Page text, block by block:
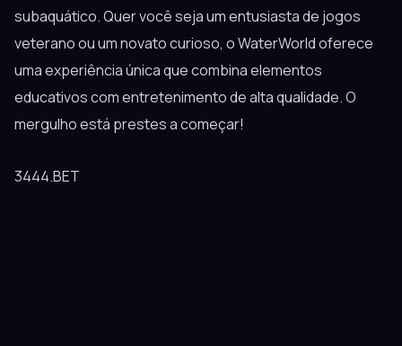
subaquático. Quer você seja um entusiasta de jogos
veterano ou um novato curioso, o WaterWorld oferece
uma experiência única que combina elementos
educativos com entretenimento de alta qualidade. O
mergulho está prestes a começar!
3444.BET